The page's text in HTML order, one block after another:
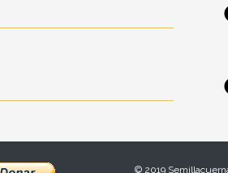
© 2019